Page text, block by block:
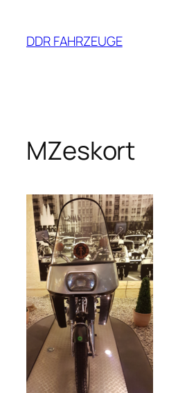
springen
DDR FAHRZEUGE
MZeskort